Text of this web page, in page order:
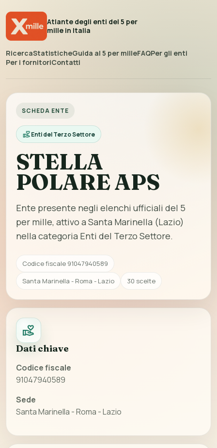
Atlante degli enti del 5 per
mille in Italia
RicercaStatisticheGuida al 5 per milleFAQPer gli enti
Per i fornitoriContatti
SCHEDA ENTE
Enti del Terzo Settore
STELLA
POLARE APS
Ente presente negli elenchi ufficiali del 5
per mille, attivo a Santa Marinella (Lazio)
nella categoria Enti del Terzo Settore.
Codice fiscale 91047940589
Santa Marinella - Roma - Lazio
30 scelte
Dati chiave
Codice fiscale
91047940589
Sede
Santa Marinella - Roma - Lazio